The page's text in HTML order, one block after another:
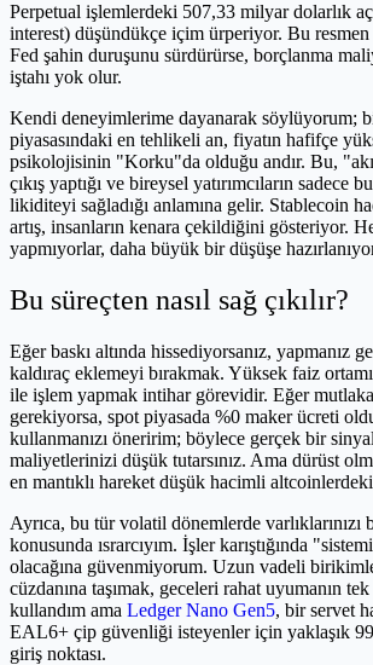
Perpetual işlemlerdeki 507,33 milyar dolarlık
interest) düşündükçe içim ürperiyor. Bu resmen
Fed şahin duruşunu sürdürürse, borçlanma
iştahı yok olur.
Kendi deneyimlerime dayanarak söylüyorum;
piyasasındaki en tehlikeli an, fiyatın hafifçe
psikolojisinin "Korku"da olduğu andır. Bu,
çıkış yaptığı ve bireysel yatırımcıların sadece
likiditeyi sağladığı anlamına gelir. Stablecoin
artış, insanların kenara çekildiğini gösteriyor.
yapmıyorlar, daha büyük bir düşüşe
Bu süreçten nasıl sağ çıkılır?
Eğer baskı altında hissediyorsanız, yapmanız
kaldıraç eklemeyi bırakmak. Yüksek faiz
ile işlem yapmak intihar görevidir. Eğer
gerekiyorsa, spot piyasada %0 maker ücreti
kullanmanızı öneririm; böylece gerçek bir
maliyetlerinizi düşük tutarsınız. Ama dürüst
en mantıklı hareket düşük hacimli
Ayrıca, bu tür volatil dönemlerde varlıklarınızı
konusunda ısrarcıyım. İşler karıştığında
olacağına güvenmiyorum. Uzun vadeli
cüzdanına taşımak, geceleri rahat uyumanın
kullandım ama Ledger Nano Gen5, bir servet
EAL6+ çip güvenliği isteyenler için yaklaşık
giriş noktası.